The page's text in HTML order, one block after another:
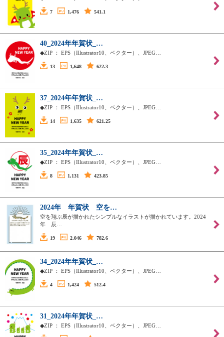
7 1,476 541.1
40_2024年年賀状_…
◆ZIP ： EPS（Illustrator10、ベクター）、JPEG…
13 1,648 622.3
37_2024年年賀状_…
◆ZIP ： EPS（Illustrator10、ベクター）、JPEG…
14 1,635 621.25
35_2024年年賀状_…
◆ZIP ： EPS（Illustrator10、ベクター）、JPEG…
8 1,131 423.85
2024年 年賀状 空を…
空を翔ぶ辰が描かれたシンプルなイラストが描かれています。2024
年 辰…
19 2,046 782.6
34_2024年年賀状_…
◆ZIP ： EPS（Illustrator10、ベクター）、JPEG…
4 1,424 512.4
31_2024年年賀状_…
◆ZIP ： EPS（Illustrator10、ベクター）、JPEG…